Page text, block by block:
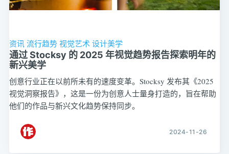
资讯 流行趋势 视觉艺术 设计美学
通过 Stocksy 的 2025 年视觉趋势报告探索明年的
新兴美学
创意行业正在以前所未有的速度变革。Stocksy 发布其《2025
视觉洞察报告》，这是一份为创意人士量身打造的，旨在帮助
他们的作品与新兴文化趋势保持同步。
2024-11-26